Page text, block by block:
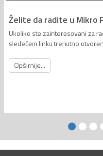
Želite da radite u Mikro
Ukoliko ste zainteresovani za
sledećem linku trenutno
Opširnije...